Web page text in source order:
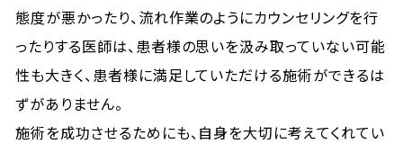
態度が悪かったり、流れ作業のようにカウンセリングを行
ったりする医師は、患者様の思いを汲み取っていない可能
性も大きく、患者様に満足していただける施術ができるは
ずがありません。
施術を成功させるためにも、自身を大切に考えてくれてい